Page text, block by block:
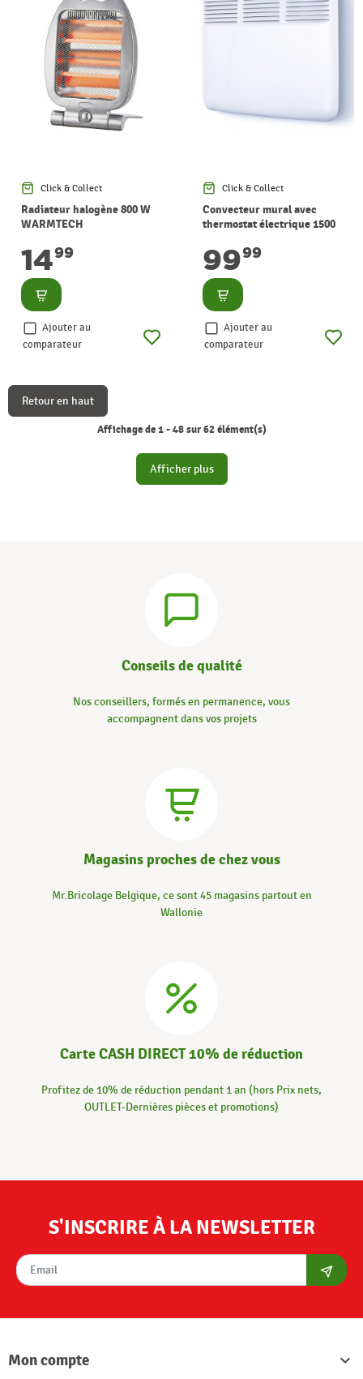
Click & Collect
Radiateur halogène 800 W
WARMTECH
1499
Consulter
Ajouter au
comparateur
Click & Collect
Convecteur mural avec
thermostat électrique 1500
9999
Consulter
Ajouter au
comparateur
Retour en haut
Affichage de 1 - 48 sur 62 élément(s)
Afficher plus
Conseils de qualité
Nos conseillers, formés en permanence, vous
accompagnent dans vos projets
Magasins proches de chez vous
Mr.Bricolage Belgique, ce sont 45 magasins partout en
Wallonie
Carte CASH DIRECT 10% de réduction
Profitez de 10% de réduction pendant 1 an (hors Prix nets,
OUTLET-Dernières pièces et promotions)
S'INSCRIRE À LA NEWSLETTER
Mon compte 